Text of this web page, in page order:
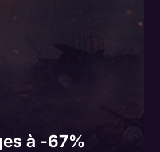
à -67%